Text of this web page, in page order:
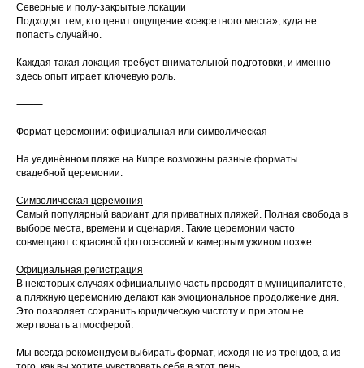
Северные и полу-закрытые локации
Подходят тем, кто ценит ощущение «секретного места», куда не
попасть случайно.
Каждая такая локация требует внимательной подготовки, и именно
здесь опыт играет ключевую роль.
⸻
Формат церемонии: официальная или символическая
На уединённом пляже на Кипре возможны разные форматы
свадебной церемонии.
Символическая церемония
Самый популярный вариант для приватных пляжей. Полная свобода в
выборе места, времени и сценария. Такие церемонии часто
совмещают с красивой фотосессией и камерным ужином позже.
Официальная регистрация
В некоторых случаях официальную часть проводят в муниципалитете,
а пляжную церемонию делают как эмоциональное продолжение дня.
Это позволяет сохранить юридическую чистоту и при этом не
жертвовать атмосферой.
Мы всегда рекомендуем выбирать формат, исходя не из трендов, а из
того, как вы хотите чувствовать себя в этот день.